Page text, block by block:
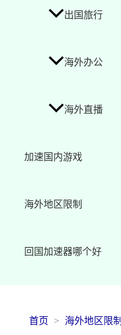
出国旅行
海外办公
海外直播
加速国内游戏
海外地区限制
回国加速器哪个好
首页 海外地区限制